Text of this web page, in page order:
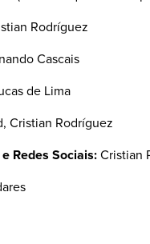
Rodríguez
Cascais
de Lima
Cristian Rodríguez
Redes Sociais:Cristian